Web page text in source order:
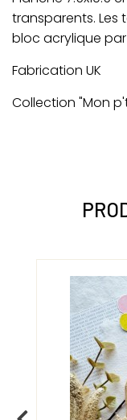
transparents. Les
bloc acrylique
Fabrication UK
Collection "Mon